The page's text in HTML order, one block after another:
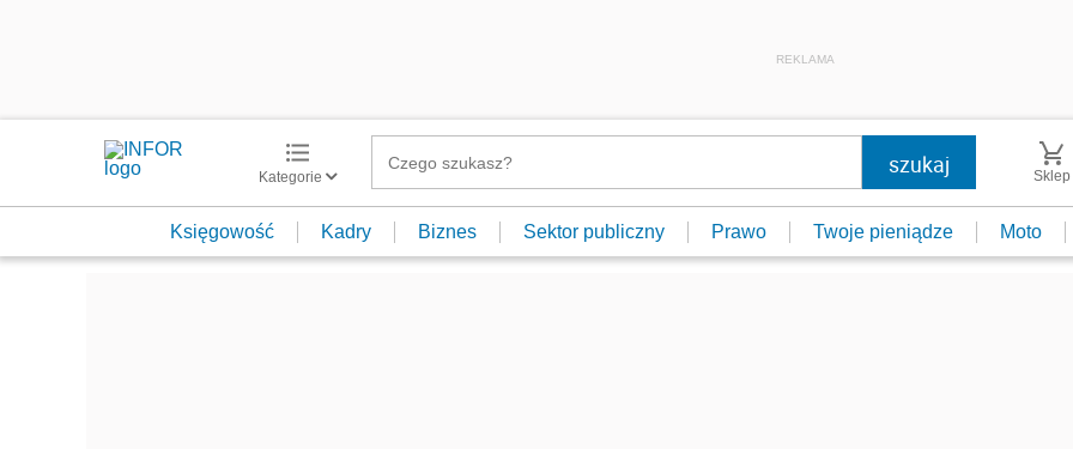
REKLAMA
Kategorie Sklep
Księgowość Kadry Biznes Sektor publiczny Prawo Twoje pieniądze Moto